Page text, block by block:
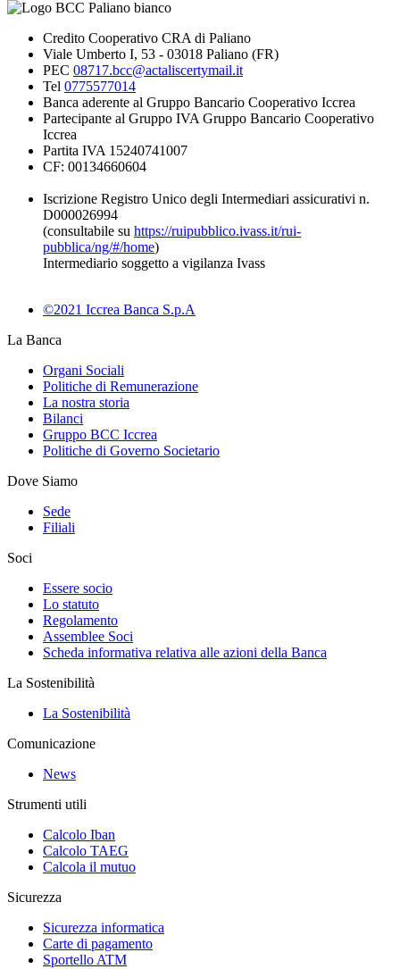
Credito Cooperativo CRA di Paliano
Viale Umberto I, 53 - 03018 Paliano (FR)
PEC 08717.bcc@actaliscertymail.it
Tel 0775577014
Banca aderente al Gruppo Bancario Cooperativo Iccrea
Partecipante al Gruppo IVA Gruppo Bancario Cooperativo
Iccrea
Partita IVA 15240741007
CF: 00134660604
Iscrizione Registro Unico degli Intermediari assicurativi n.
D000026994
(consultabile su https://ruipubblico.ivass.it/rui-
pubblica/ng/#/home)
Intermediario soggetto a vigilanza Ivass
©2021 Iccrea Banca S.p.A
La Banca
Organi Sociali
Politiche di Remunerazione
La nostra storia
Bilanci
Gruppo BCC Iccrea
Politiche di Governo Societario
Dove Siamo
Sede
Filiali
Soci
Essere socio
Lo statuto
Regolamento
Assemblee Soci
Scheda informativa relativa alle azioni della Banca
La Sostenibilità
La Sostenibilità
Comunicazione
News
Strumenti utili
Calcolo Iban
Calcolo TAEG
Calcola il mutuo
Sicurezza
Sicurezza informatica
Carte di pagamento
Sportello ATM